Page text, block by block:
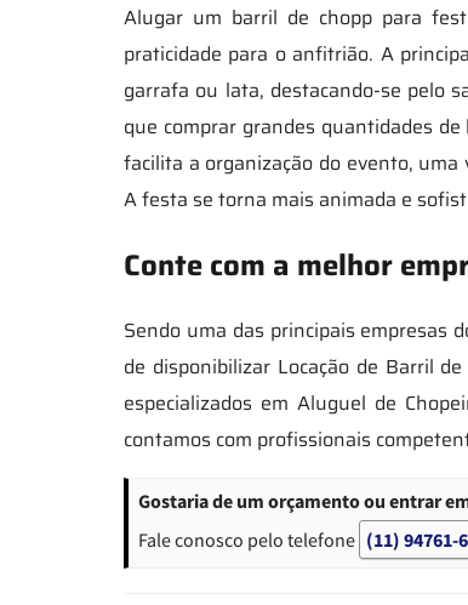
Alugar um barril de chopp para
praticidade para o anfitrião. A
garrafa ou lata, destacando-se pelo
que comprar grandes quantidades
facilita a organização do evento,
A festa se torna mais animada e
Conte com a melhor
Sendo uma das principais empresas
de disponibilizar Locação de Barril
especializados em Aluguel de
contamos com profissionais
Gostaria de um orçamento ou entrar
Fale conosco pelo telefone (11) 94761-